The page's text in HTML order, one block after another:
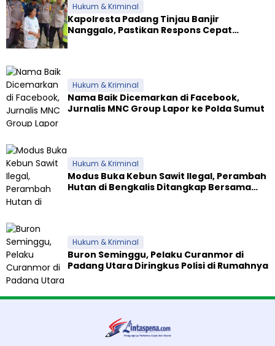
Hukum & Kriminal
Kapolresta Padang Tinjau Banjir
Nanggalo, Pastikan Respons Cepat
Hukum & Kriminal
Nama Baik Dicemarkan di Facebook,
Jurnalis MNC Group Lapor ke Polda Sumut
Hukum & Kriminal
Modus Buka Kebun Sawit Ilegal, Perambah
Hutan di Bengkalis Ditangkap Bersama
Hukum & Kriminal
Buron Seminggu, Pelaku Curanmor di
Padang Utara Diringkus Polisi di Rumahnya